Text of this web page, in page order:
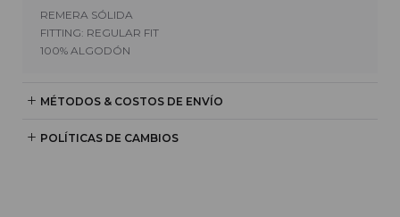
REMERA SÓLIDA
FITTING: REGULAR FIT
100% ALGODÓN
MÉTODOS & COSTOS DE ENVÍO
POLÍTICAS DE CAMBIOS